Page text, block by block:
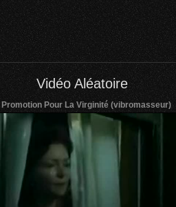
Vidéo Aléatoire
Promotion Pour La Virginité (vibromasseur)